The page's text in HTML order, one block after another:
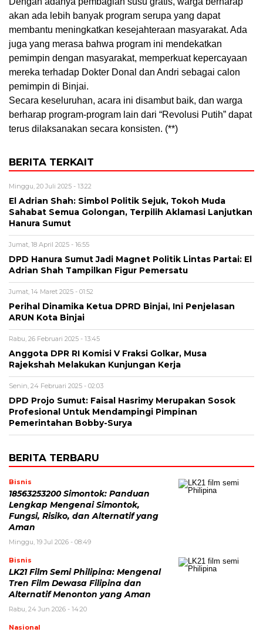
akan ada lebih banyak program serupa yang dapat
membantu meningkatkan kesejahteraan masyarakat. Ada
juga yang merasa bahwa program ini mendekatkan
pemimpin dengan masyarakat, memperkuat kepercayaan
mereka terhadap Dokter Donal dan Andri sebagai calon
pemimpin di Binjai.
Secara keseluruhan, acara ini disambut baik, dan warga
berharap program-program lain dari “Revolusi Putih” dapat
terus dilaksanakan secara konsisten. (**)
BERITA TERKAIT
Minggu, 20 Juli 2025 - 13:22
El Adrian Shah: Simbol Politik Sejuk, Tokoh Muda
Sahabat Semua Golongan, Terpilih Aklamasi Lanjutkan
Hanura Sumut
Jumat, 18 April 2025 - 16:55
DPD Hanura Sumut Jadi Magnet Politik Lintas Partai: El
Adrian Shah Tampilkan Figur Pemersatu
Jumat, 14 Maret 2025 - 01:52
Perihal Dinamika Ketua DPRD Binjai, Ini Penjelasan
ARUN Kota Binjai
Rabu, 26 Februari 2025 - 13:45
Anggota DPR RI Komisi V Fraksi Golkar, Musa
Rajekshah Melakukan Kunjungan Kerja
Senin, 24 Februari 2025 - 02:03
DPD Projo Sumut: Faisal Hasrimy Merupakan Sosok
Profesional Untuk Mendampingi Pimpinan
Pemerintahan Bobby-Surya
BERITA TERBARU
Bisnis
18563253200 Simontok: Panduan
Lengkap Mengenai Simontok,
Fungsi, Risiko, dan Alternatif yang
Aman
Minggu, 19 Jul 2026 - 08:49
Bisnis
LK21 Film Semi Philipina: Mengenal
Tren Film Dewasa Filipina dan
Alternatif Menonton yang Aman
Rabu, 24 Jun 2026 - 14:20
Nasional